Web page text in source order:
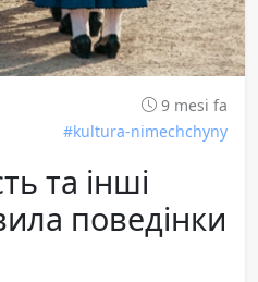
9 mesi fa
#kultura-nimechchyny
та інші
поведінки